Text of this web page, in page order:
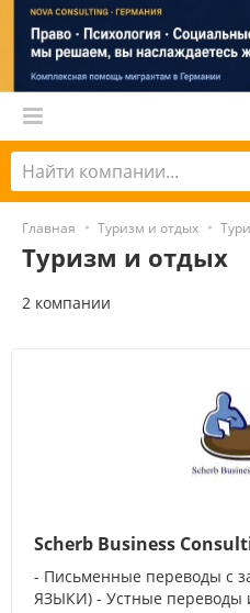
Главная Туризм и отдых
Туризм и отдых
2 компании
Scherb Business
- Письменные переводы с
ЯЗЫКИ) - Устные переводы